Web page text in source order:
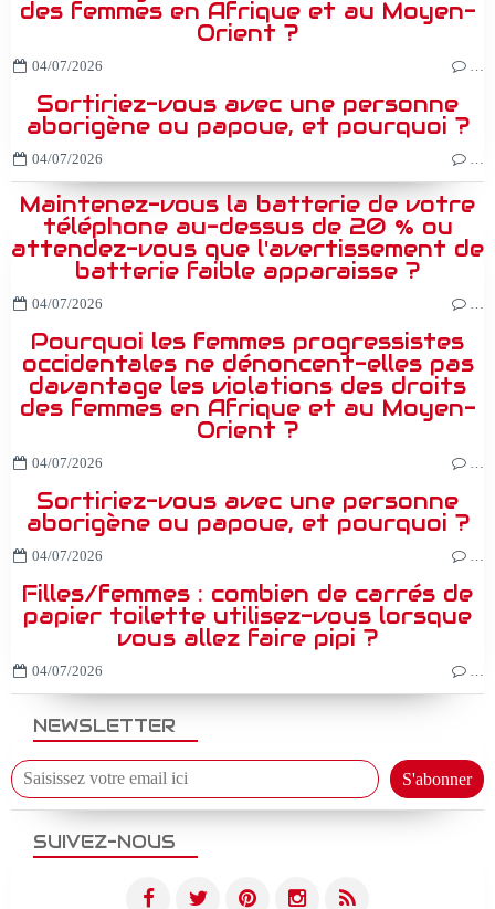
NEWSLETTER
SUIVEZ-NOUS
des femmes en Afrique et au Moyen-
Orient ?
04/07/2026
Sortiriez-vous avec une personne
aborigène ou papoue, et pourquoi ?
04/07/2026
Maintenez-vous la batterie de votre
téléphone au-dessus de 20 % ou
attendez-vous que l'avertissement de
batterie faible apparaisse ?
04/07/2026
Pourquoi les femmes progressistes
occidentales ne dénoncent-elles pas
davantage les violations des droits
des femmes en Afrique et au Moyen-
Orient ?
04/07/2026
Sortiriez-vous avec une personne
aborigène ou papoue, et pourquoi ?
04/07/2026
Filles/femmes : combien de carrés de
papier toilette utilisez-vous lorsque
vous allez faire pipi ?
04/07/2026